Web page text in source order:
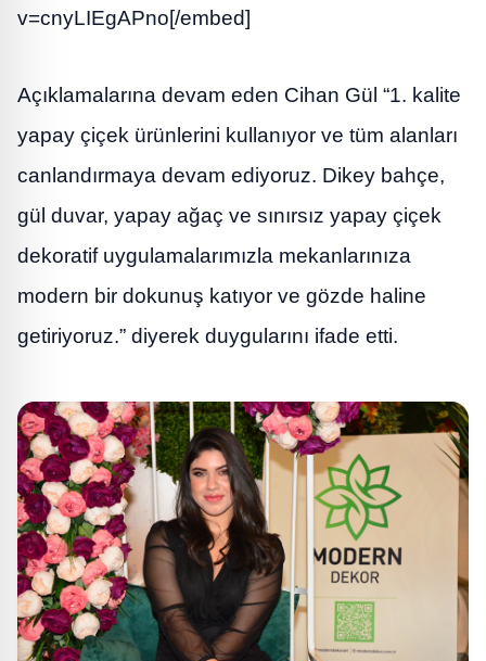
v=cnyLIEgAPno[/embed]
Açıklamalarına devam eden Cihan Gül “1. kalite
yapay çiçek ürünlerini kullanıyor ve tüm alanları
canlandırmaya devam ediyoruz. Dikey bahçe,
gül duvar, yapay ağaç ve sınırsız yapay çiçek
dekoratif uygulamalarımızla mekanlarınıza
modern bir dokunuş katıyor ve gözde haline
getiriyoruz.” diyerek duygularını ifade etti.